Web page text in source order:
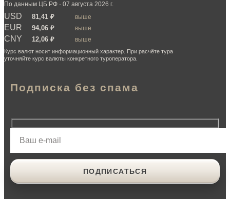
По данным ЦБ РФ · 07 августа 2026 г.
USD 81,41 ₽ выше
EUR 94,06 ₽ выше
CNY 12,06 ₽ выше
Курс валют носит информационный характер. При расчёте тура
уточняйте курс валюты конкретного туроператора.
Подписка без спама